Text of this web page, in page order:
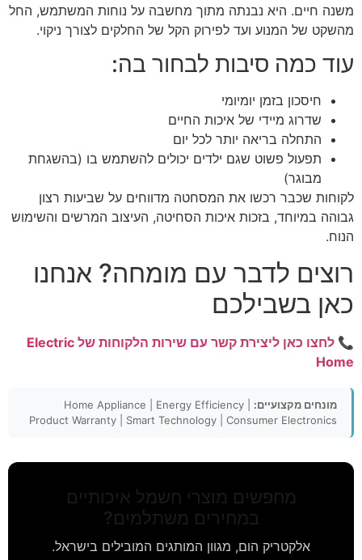
משנה חיים. היא נבנתה מתוך מחשבה על נוחות המשתמש, החל
מהשקט של המנוע ועד לפירוק הקל של החלקים לצורך ניקוי.
עוד כמה סיבות לבחור בה:
חיסכון בזמן יומיומי
שדרוג מיידי של איכות החיים
התחלה בריאה יותר לכל יום
תפעול פשוט שגם ילדים יכולים להשתמש בו (בהשגחת
מבוגר)
לקוחות שכבר רכשו את המסחטה מדווחים על שביעות רצון
גבוהה במיוחד, בזכות איכות הסחיטה, העיצוב המרשים והשימוש
הנוח.
רוצים לדבר עם מומחה? אנחנו
כאן בשבילכם
📞
לחצו כאן ליצירת קשר עם שירות הלקוחות של Electric
Home
מונחים מקצועיים:
Home Appliance | Energy Efficiency |
Product Warranty | Smart Technology | Consumer Electronics
מחפשים מוצרי חשמל איכותיים
במחירים משתלמים?
אלקטריק הום, מגוון המותגים המובילים בישראל.